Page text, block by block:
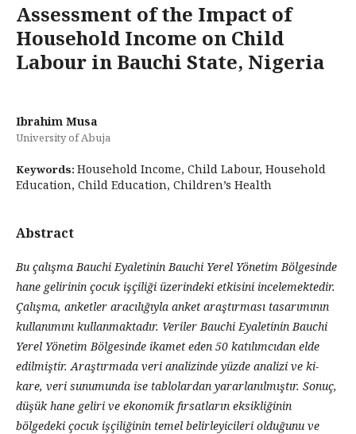
Assessment of the Impact of
Household Income on Child
Labour in Bauchi State, Nigeria
Ibrahim Musa
University of Abuja
Keywords: Household Income, Child Labour, Household
Education, Child Education, Children’s Health
Abstract
Bu çalışma Bauchi Eyaletinin Bauchi Yerel Yönetim Bölgesinde
hane gelirinin çocuk işçiliği üzerindeki etkisini incelemektedir.
Çalışma, anketler aracılığıyla anket araştırması tasarımının
kullanımını kullanmaktadır. Veriler Bauchi Eyaletinin Bauchi
Yerel Yönetim Bölgesinde ikamet eden 50 katılımcıdan elde
edilmiştir. Araştırmada veri analizinde yüzde analizi ve ki-
kare, veri sunumunda ise tablolardan yararlanılmıştır. Sonuç,
düşük hane geliri ve ekonomik fırsatların eksikliğinin
bölgedeki çocuk işçiliğinin temel belirleyicileri olduğunu ve